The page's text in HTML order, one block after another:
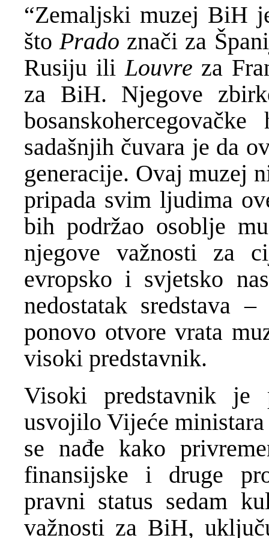
“Zemaljski muzej BiH
štoPrado znači za
Rusiju ili Louvre za
za BiH. Njegove
sadašnjih čuvara je da
generacije. Ovaj muzej
pripada svim ljudima
bih podržao osoblje
njegove važnosti za
evropsko i svjetsko
nedostatak sredstava
ponovo otvore vrata
visoki predstavnik.
Visoki predstavnik je
usvojilo Vijeće
se nađe kako
finansijske i druge
pravni status sedam
važnosti za BiH,